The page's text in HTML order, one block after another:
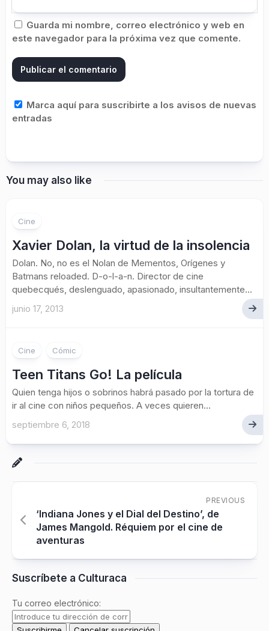
Guarda mi nombre, correo electrónico y web en
este navegador para la próxima vez que comente.
Marca aquí para suscribirte a los avisos de nuevas
entradas
You may also like
Cine
Xavier Dolan, la virtud de la insolencia
Dolan. No, no es el Nolan de Mementos, Orígenes y
Batmans reloaded. D-o-l-a-n. Director de cine
quebecqués, deslenguado, apasionado, insultantemente...
junio 17, 2013
Cine Cómic
Teen Titans Go! La película
Quien tenga hijos o sobrinos habrá pasado por la tortura de
ir al cine con niños pequeños. A veces quieren...
septiembre 6, 2018
PREVIOUS
‘Indiana Jones y el Dial del Destino’, de
James Mangold. Réquiem por el cine de
aventuras
Suscríbete a Culturaca
Tu correo electrónico: